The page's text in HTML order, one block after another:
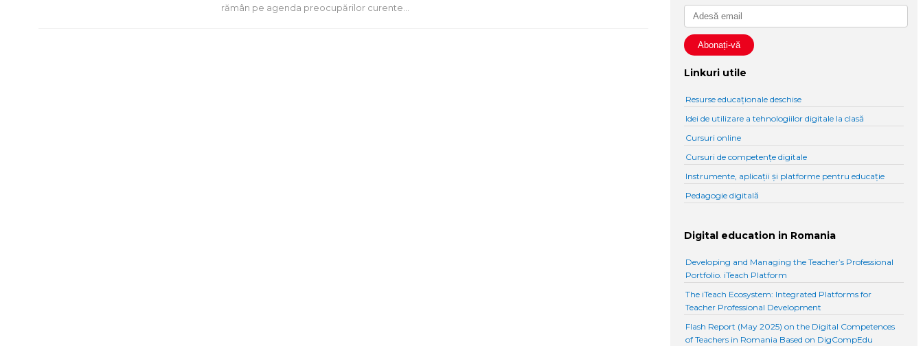
rămân pe agenda preocupărilor curente…
Linkuri utile
Resurse educaționale deschise
Idei de utilizare a tehnologiilor digitale la clasă
Cursuri online
Cursuri de competențe digitale
Instrumente, aplicații și platforme pentru educație
Pedagogie digitală
Digital education in Romania
Developing and Managing the Teacher’s Professional
Portfolio. iTeach Platform
The iTeach Ecosystem: Integrated Platforms for
Teacher Professional Development
Flash Report (May 2025) on the Digital Competences
of Teachers in Romania Based on DigCompEdu